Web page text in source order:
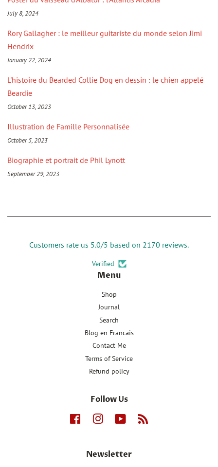
July 8, 2024
Rory Gallagher : le meilleur guitariste du monde selon Jimi
Hendrix
January 22, 2024
L'histoire du Bearded Collie Dog en dessin : le chien appelé
Beardie
October 13, 2023
Illustration de Famille Personnalisée
October 5, 2023
Biographie et portrait de Phil Lynott
September 29, 2023
Customers rate us 5.0/5 based on 2170 reviews.
Verified
Menu
Shop
Journal
Search
Blog en Francais
Contact Me
Terms of Service
Refund policy
Follow Us
Facebook Instagram YouTube
Newsletter